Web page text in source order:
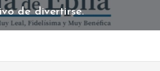
de divertirse.